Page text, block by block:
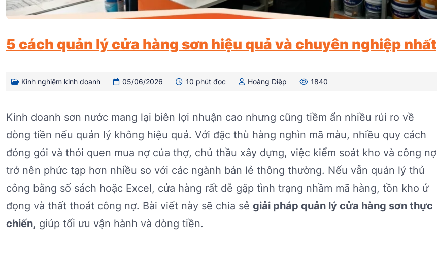
5 cách quản lý cửa hàng sơn hiệu quả và chuyên nghiệp nhất
Kinh nghiệm kinh doanh 05/06/2026 10 phút đọc Hoàng Diệp 1840
Kinh doanh sơn nước mang lại biên lợi nhuận cao nhưng cũng tiềm ẩn nhiều rủi ro về
dòng tiền nếu quản lý không hiệu quả. Với đặc thù hàng nghìn mã màu, nhiều quy cách
đóng gói và thói quen mua nợ của thợ, chủ thầu xây dựng, việc kiểm soát kho và công nợ
trở nên phức tạp hơn nhiều so với các ngành bán lẻ thông thường. Nếu vẫn quản lý thủ
công bằng sổ sách hoặc Excel, cửa hàng rất dễ gặp tình trạng nhầm mã hàng, tồn kho ứ
đọng và thất thoát công nợ. Bài viết này sẽ chia sẻ giải pháp quản lý cửa hàng sơn thực
chiến, giúp tối ưu vận hành và dòng tiền.